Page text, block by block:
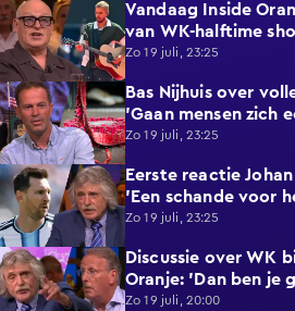
2:40
Vandaag Inside
van WK-halftime
nergens op!’
Zo 19 juli, 23:25
1:31
Bas Nijhuis over
'Gaan mensen zich
Zo 19 juli, 23:25
1:18
Eerste reactie
'Een schande voor
Zo 19 juli, 23:25
6:18
Discussie over WK
Oranje: 'Dan ben je
waard'
Zo 19 juli, 20:00